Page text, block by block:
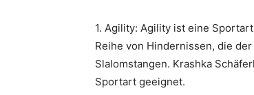
1. Agility: Agility ist eine
Reihe von Hindernissen, die
Slalomstangen. Krashka
Sportart geeignet.